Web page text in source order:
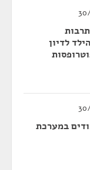
לדיון
במערכת